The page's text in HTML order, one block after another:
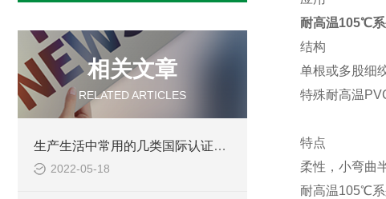
相关文章
RELATED ARTICLES
生产生活中常用的几类国际认证电线电缆绝缘材料
2022-05-18
耐高温105℃
结构
单根或多股细
特殊耐高温
特点
柔性，小弯曲
耐高温105℃系